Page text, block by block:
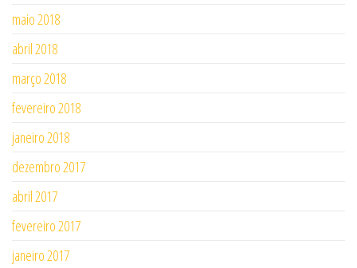
maio 2018
abril 2018
março 2018
fevereiro 2018
janeiro 2018
dezembro 2017
abril 2017
fevereiro 2017
janeiro 2017